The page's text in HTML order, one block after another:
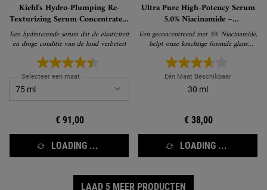
Kiehl's Hydro-Plumping Re-
Texturizing Serum Concentrate –
Hydraterend Gezichtsserum
Een hydraterende serum dat de elasticiteit
en droge conditie van de huid verbetert
Selecteer een maat
€ 91,00
LOADING ...
Ultra Pure High-Potency Serum
5.0% Niacinamide –
Glansverminderend
gezichtsserum
Een geconcentreerd met 5% Niacinamide,
helpt onze krachtige formule glans
zichtbaar te verminderen en de huid te
kalmeren.
Eén Maat Beschikbaar
30 ml
€ 38,00
LOADING ...
LAAD 5 MEER PRODUCTEN